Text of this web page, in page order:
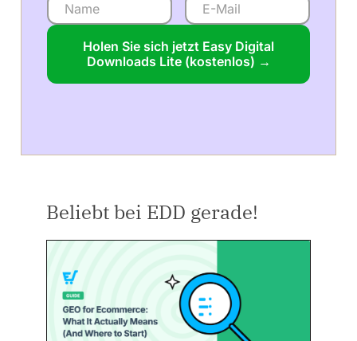
Holen Sie sich jetzt Easy Digital
Downloads Lite (kostenlos) →
Beliebt bei EDD gerade!